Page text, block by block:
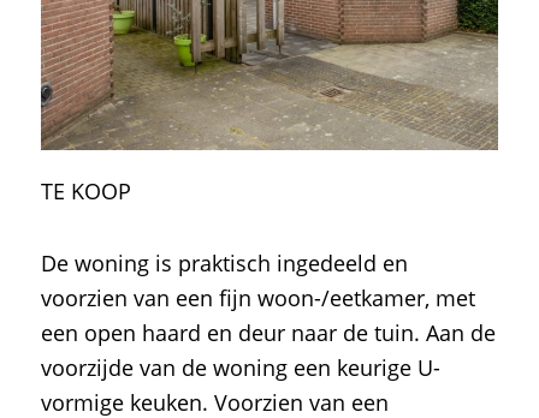
TE KOOP
De woning is praktisch ingedeeld en
voorzien van een fijn woon-/eetkamer, met
een open haard en deur naar de tuin. Aan de
voorzijde van de woning een keurige U-
vormige keuken. Voorzien van een